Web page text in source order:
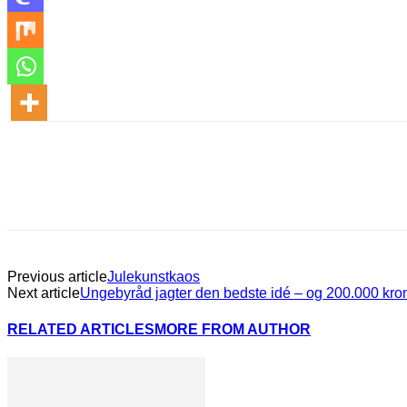
Previous articleJulekunstkaos
Next articleUngebyråd jagter den bedste idé – og 200.000
RELATED ARTICLES MORE FROM AUTHOR